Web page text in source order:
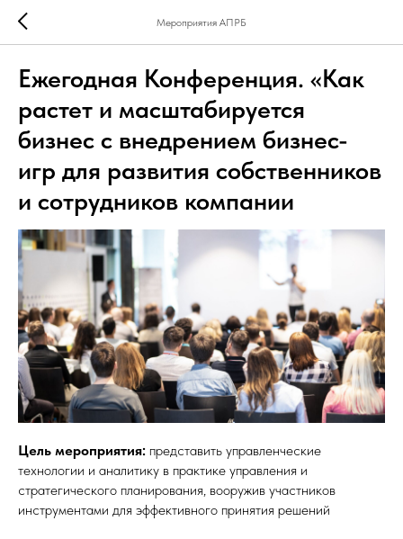
Мероприятия АПРБ
Ежегодная Конференция. «Как
растет и масштабируется
бизнес с внедрением бизнес-
игр для развития собственников
и сотрудников компании
Цель мероприятия: представить управленческие
технологии и аналитику в практике управления и
стратегического планирования, вооружив участников
инструментами для эффективного принятия решений